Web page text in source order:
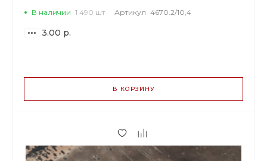
В наличии 1 490 шт Артикул 4670.2/10,4
3.00 р.
2.28 р.
3.00 р.
В КОРЗИНУ